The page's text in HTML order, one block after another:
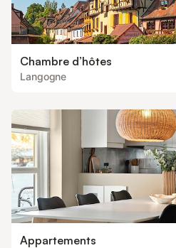
Chambre d’hôtes
Langogne
Appartements